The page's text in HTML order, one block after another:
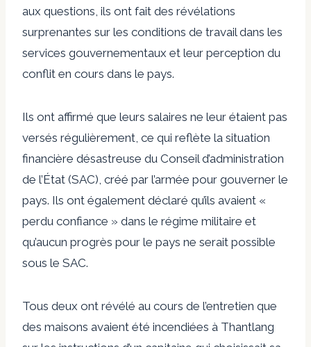
aux questions, ils ont fait des révélations
surprenantes sur les conditions de travail dans les
services gouvernementaux et leur perception du
conflit en cours dans le pays.
Ils ont affirmé que leurs salaires ne leur étaient pas
versés régulièrement, ce qui reflète la situation
financière désastreuse du Conseil d’administration
de l’État (SAC), créé par l’armée pour gouverner le
pays. Ils ont également déclaré qu’ils avaient «
perdu confiance » dans le régime militaire et
qu’aucun progrès pour le pays ne serait possible
sous le SAC.
Tous deux ont révélé au cours de l’entretien que
des maisons avaient été incendiées à Thantlang